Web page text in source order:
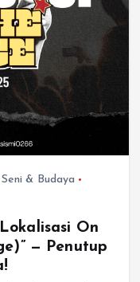
Seni & Budaya
On
— Penutup